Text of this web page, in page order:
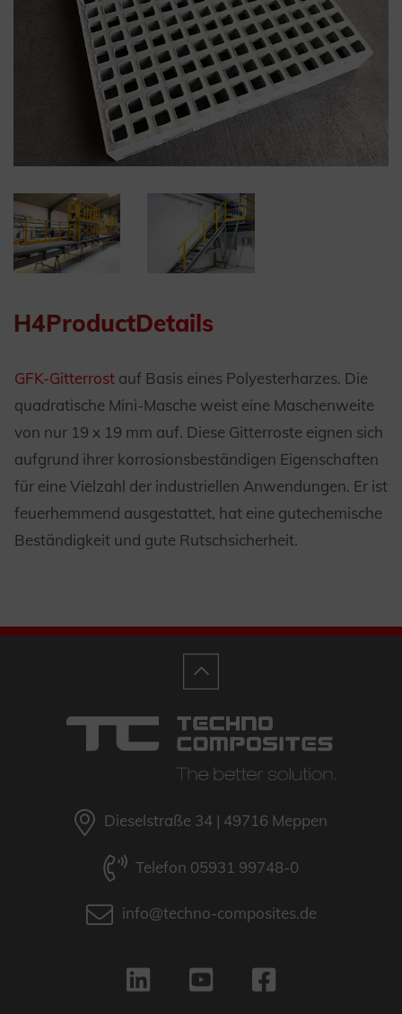
H4ProductDetails
GFK-Gitterrost auf Basis eines Polyesterharzes. Die
quadratische Mini-Masche weist eine Maschenweite
von nur 19 x 19 mm auf. Diese Gitterroste eignen sich
aufgrund ihrer korrosionsbeständigen Eigenschaften
für eine Vielzahl der industriellen Anwendungen. Er ist
feuerhemmend ausgestattet, hat eine gutechemische
Beständigkeit und gute Rutschsicherheit.
Dieselstraße 34 | 49716 Meppen
Telefon 05931 99748-0
info@techno-composites.de